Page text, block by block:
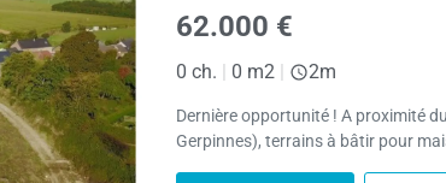
62.000 €
0 ch. | 0 m2 | 2m
Dernière opportunité ! A proximité
Gerpinnes), terrains à bâtir pour